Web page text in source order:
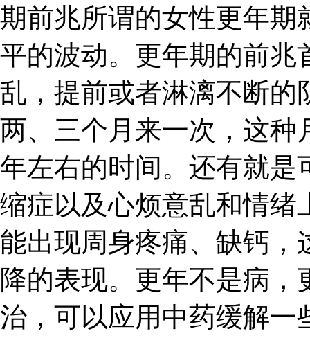
期前兆所谓的女性更年期
平的波动。更年期的前兆
乱，提前或者淋漓不断的
两、三个月来一次，这种
年左右的时间。还有就是
缩症以及心烦意乱和情绪
能出现周身疼痛、缺钙，
降的表现。更年不是病
治，可以应用中药缓解一